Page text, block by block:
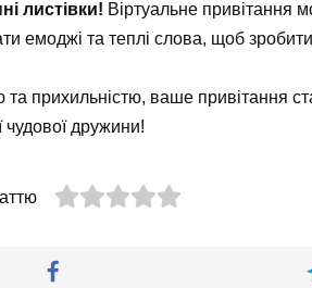
листівки! Віртуальне
емоджі та теплі слова, щоб
та прихильністю, ваше привітання
чудової дружини!